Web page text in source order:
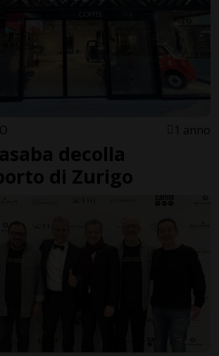
1 anno
decolla
di Zurigo